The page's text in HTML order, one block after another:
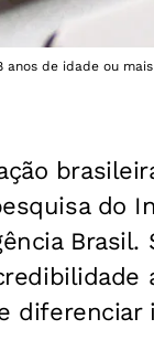
anos de idade ou
do